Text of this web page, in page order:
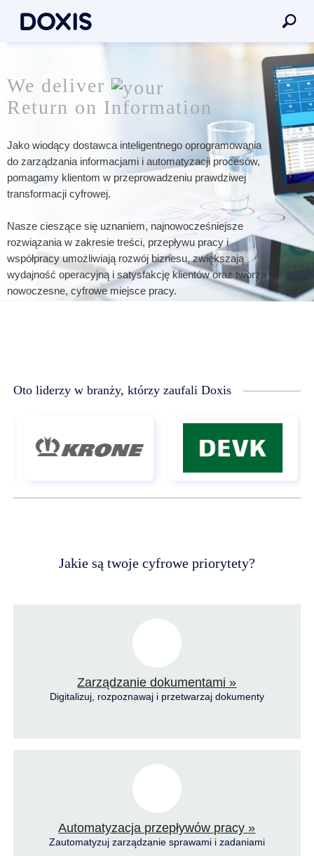
We deliver
Return on Information
Jako wiodący dostawca inteligentnego oprogramowania
do zarządzania informacjami i automatyzacji procesów,
pomagamy klientom w przeprowadzeniu prawdziwej
transformacji cyfrowej.
Nasze cieszące się uznaniem, najnowocześniejsze
rozwiązania w zakresie treści, przepływu pracy i
współpracy umożliwiają rozwój biznesu, zwiększają
wydajność operacyjną i satysfakcję klientów oraz tworzą
nowoczesne, cyfrowe miejsce pracy.
Oto liderzy w branży, którzy zaufali Doxis
Jakie są twoje cyfrowe priorytety?
Zarządzanie dokumentami »
Digitalizuj, rozpoznawaj i przetwarzaj dokumenty
Automatyzacja przepływów pracy »
Zautomatyzuj zarządzanie sprawami i zadaniami